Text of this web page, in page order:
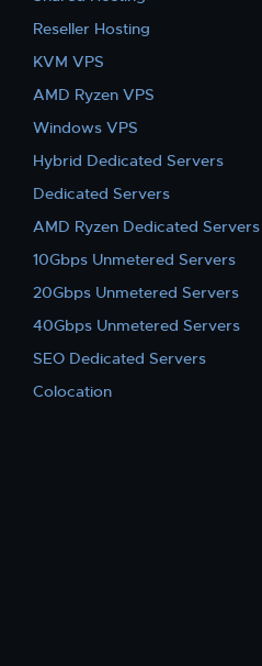
Reseller Hosting
KVM VPS
AMD Ryzen VPS
Windows VPS
Hybrid Dedicated Servers
Dedicated Servers
AMD Ryzen Dedicated Servers
10Gbps Unmetered Servers
20Gbps Unmetered Servers
40Gbps Unmetered Servers
SEO Dedicated Servers
Colocation